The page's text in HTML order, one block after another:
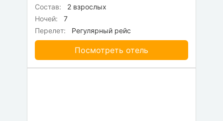
Состав:
2 взрослых
Ночей:
7
Перелет:
Регулярный рейс
Посмотреть отель